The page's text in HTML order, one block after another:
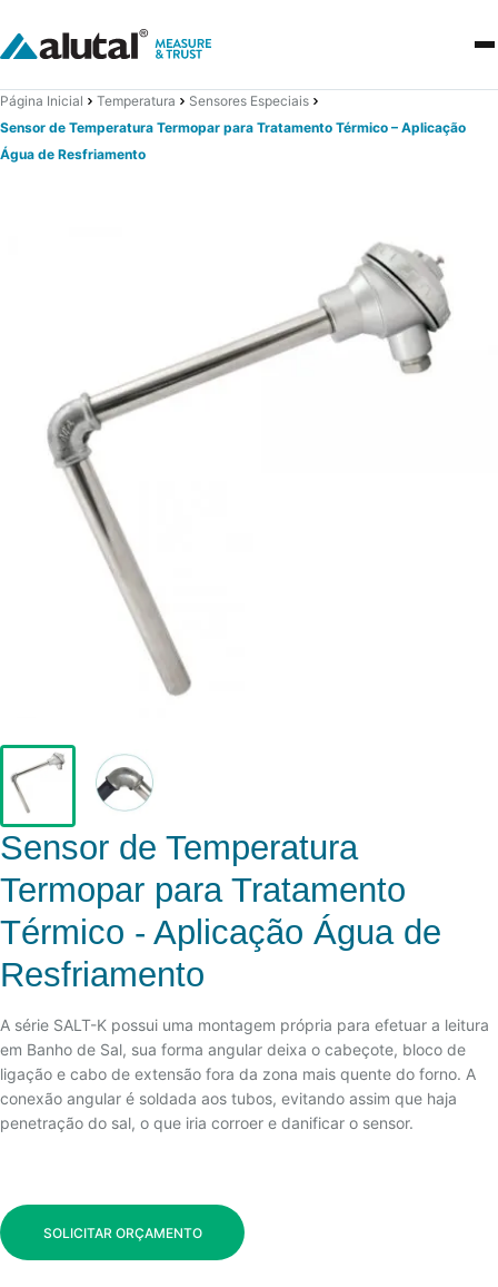
Página Inicial Temperatura
Sensores Especiais
Sensor de Temperatura Termopar para Tratamento Térmico – Aplicação
Água de Resfriamento
Sensor de Temperatura
Termopar para Tratamento
Térmico - Aplicação Água de
Resfriamento
A série SALT-K possui uma montagem própria para efetuar a leitura
em Banho de Sal, sua forma angular deixa o cabeçote, bloco de
ligação e cabo de extensão fora da zona mais quente do forno. A
conexão angular é soldada aos tubos, evitando assim que haja
penetração do sal, o que iria corroer e danificar o sensor.
SOLICITAR ORÇAMENTO